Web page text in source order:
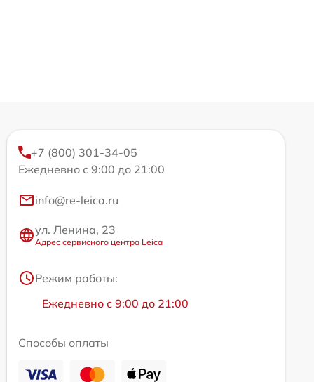
+7 (800) 301-34-05
Ежедневно с 9:00 до 21:00
info@re-leica.ru
ул. Ленина, 23
Адрес сервисного центра Leica
Режим работы:
Ежедневно с 9:00 до 21:00
Способы оплаты